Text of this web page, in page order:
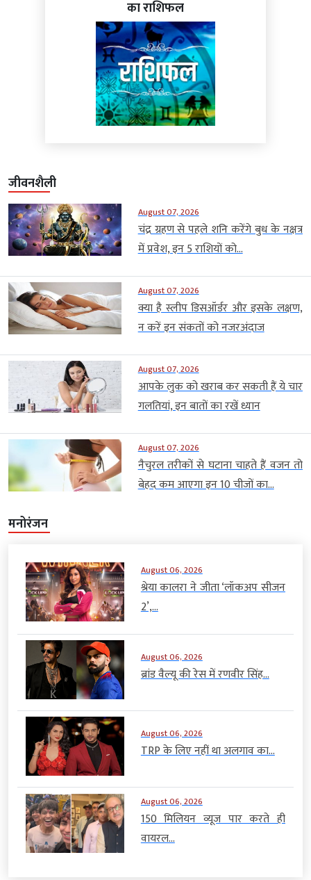
का राशिफल
जीवनशैली
August 07, 2026
चंद्र ग्रहण से पहले शनि करेंगे बुध के नक्षत्र
में प्रवेश, इन 5 राशियों को...
August 07, 2026
क्या है स्लीप डिसऑर्डर और इसके लक्षण,
न करें इन संकतों को नजरअंदाज
August 07, 2026
आपके लुक को खराब कर सकती हैं ये चार
गलतियां, इन बातों का रखें ध्यान
August 07, 2026
नैचुरल तरीकों से घटाना चाहते हैं वजन तो
बेहद कम आएगा इन 10 चीजों का...
मनोरंजन
August 06, 2026
श्रेया कालरा ने जीता ‘लॉकअप सीजन
2’,...
August 06, 2026
ब्रांड वैल्यू की रेस में रणवीर सिंह...
August 06, 2026
TRP के लिए नहीं था अलगाव का...
August 06, 2026
150 मिलियन व्यूज पार करते ही
वायरल...